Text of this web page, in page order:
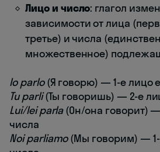
Лицо и число: глагол
зависимости от лица
третье) и числа
множественное)
Io parlo(Я говорю) — 1-е лицо
Tu parli(Ты говоришь) — 2-е
Lui/lei parla(Он/она говорит)
числа
Noi parliamo(Мы говорим) —